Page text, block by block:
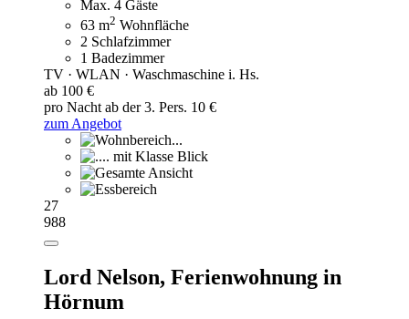
Max. 4 Gäste
63 m2 Wohnfläche
2 Schlafzimmer
1 Badezimmer
TV · WLAN · Waschmaschine i. Hs.
ab 100 €
pro Nacht ab der 3. Pers. 10 €
zum Angebot
27
988
Lord Nelson, Ferienwohnung in
Hörnum